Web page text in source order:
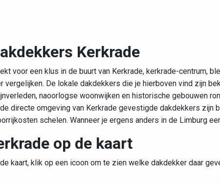
Kerkrade
voor een klus in de buurt van Kerkrade, kerkrade-centrum,
vergelijken. De lokale dakdekkers die je hierboven vind zijn
naoorlogse woonwijken en historische gebouwen
directe omgeving van Kerkrade gevestigde dakdekkers
schelen. Wanneer je ergens anders in de Limburg
op de kaart
kaart, klik op een icoon om te zien welke dakdekker daar